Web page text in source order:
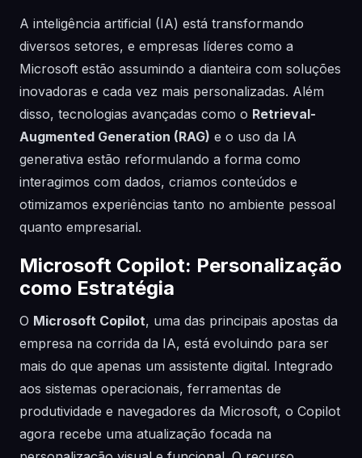
A inteligência artificial (IA) está transformando
diversos setores, e empresas líderes como a
Microsoft estão assumindo a dianteira com soluções
inovadoras e cada vez mais personalizadas. Além
disso, tecnologias avançadas como o Retrieval-
Augmented Generation (RAG) e o uso da IA
generativa estão reformulando a forma como
interagimos com dados, criamos conteúdos e
otimizamos experiências tanto no ambiente pessoal
quanto empresarial.
Microsoft Copilot: Personalização
como Estratégia
O Microsoft Copilot, uma das principais apostas da
empresa na corrida da IA, está evoluindo para ser
mais do que apenas um assistente digital. Integrado
aos sistemas operacionais, ferramentas de
produtividade e navegadores da Microsoft, o Copilot
agora recebe uma atualização focada na